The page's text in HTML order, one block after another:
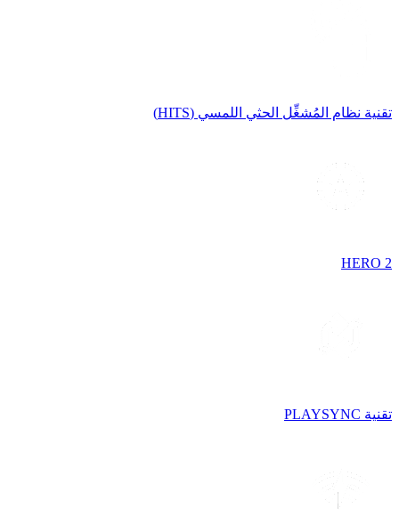
تقنية نظام المُشغِّل الحثي اللمسي (HITS)
HERO 2
تقنية PLAYSYNC